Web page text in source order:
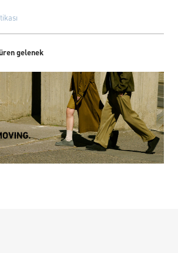
gelenek